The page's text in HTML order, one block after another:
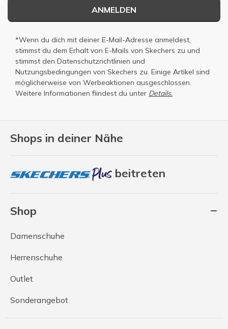
Shops in deiner Nähe
beitreten
Shop
Damenschuhe
Herrenschuhe
Outlet
Sonderangebot
ANMELDEN
*Wenn du dich mit deiner E-Mail-Adresse anmeldest,
stimmst du dem Erhalt von E-Mails von Skechers zu und
stimmst den Datenschutzrichtlinien und
Nutzungsbedingungen von Skechers zu. Einige Artikel sind
möglicherweise von Werbeaktionen ausgeschlossen.
Weitere Informationen fiindest du unter Details.